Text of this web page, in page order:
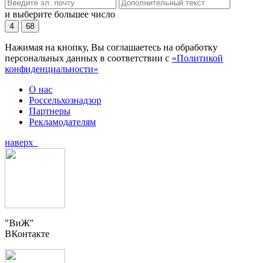
и выберите большее число
4 68
Нажимая на кнопку, Вы соглашаетесь на обработку
персональных данных в соответствии с «Политикой
конфиденциальности»
О нас
Россельхознадзор
Партнеры
Рекламодателям
наверх
"ВиЖ"
ВКонтакте